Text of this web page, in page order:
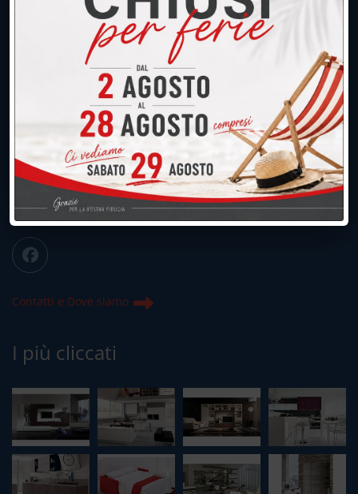
UNICA SEDE: CALCO (Lecco)
039.677.2778
039.677.2778
info@peregoarredamenti.it
ORARI: 09.00/12.00 - 15.00/19.15
Chiuso domenica e lunedì mattina
Contatti e Dove siamo
I più cliccati